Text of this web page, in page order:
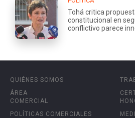
Tohá critica
constitucional en
conflictivo parece
QUIÉNES SOMOS
ÁREA
COMERCIAL
POLÍTICAS COMERCIALES